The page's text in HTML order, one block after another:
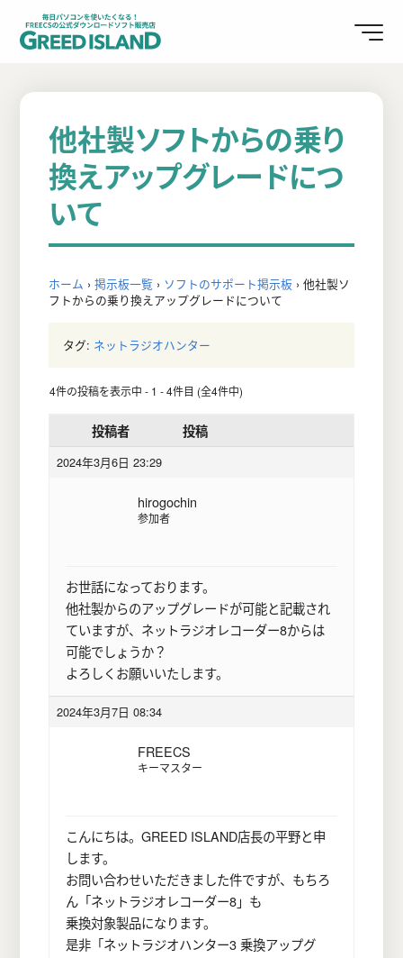
他社製ソフトからの乗り
換えアップグレードにつ
いて
ホーム › 掲示板一覧 › ソフトのサポート掲示板 › 他社製ソ
フトからの乗り換えアップグレードについて
タグ: ネットラジオハンター
4件の投稿を表示中 - 1 - 4件目 (全4件中)
投稿者 投稿
2024年3月6日 23:29
hirogochin
参加者
お世話になっております。
他社製からのアップグレードが可能と記載され
ていますが、ネットラジオレコーダー8からは
可能でしょうか？
よろしくお願いいたします。
2024年3月7日 08:34
FREECS
キーマスター
こんにちは。GREED ISLAND店長の平野と申
します。
お問い合わせいただきました件ですが、もちろ
ん「ネットラジオレコーダー8」も
乗換対象製品になります。
是非「ネットラジオハンター3 乗換アップグ